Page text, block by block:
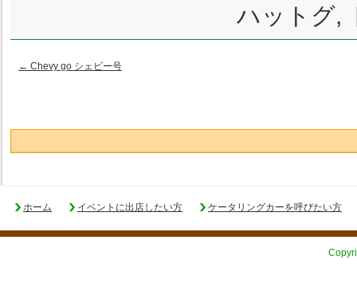
ハットグ,
← Chevy go シェビー号
ホーム イベントに出店したい方 ケータリングカーを呼びたい方